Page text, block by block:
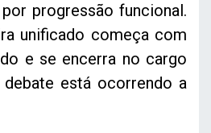
progressão funcional.
unificado começa com
e se encerra no cargo
está ocorrendo a